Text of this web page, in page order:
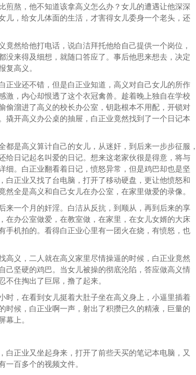
煎熬，他不知道该拿高义怎么办？女儿的遭遇让他深深
儿，给女儿体面的生活，才害得女儿委身一个老头，还
然给他打电话，说白洁拜托他给自己提供一个岗位，
没来得及细想，就随口答应了。事后他思来想去，决定
复高义。
业还不错，但是白正业知道，高义对自己女儿的所作
激，内心却恨透了这个衣冠禽兽。趁着晚上独自在学校
偷溜进了高义的校长办公室，钥匙根本不用配，开锁对
撬开高义办公桌的抽屉，白正业竟然找到了一个日记本
是高义算计自己的女儿，从迷奸，到后来一步步征服，
给日记起名叫爱的日记。想来这老家伙很是得意，将与
细。白正业翻看着日记，愤怒异常，但是鸡巴却也是坚
白正业又找了台电脑，打开了移动硬盘，更让他愤怒和
然全是高义和自己女儿在办公室，在家里做爱的录像。
一个月的奸淫。白洁从反抗，到顺从，再到后来的享
在办公室做爱，在教室做，在家里，在女儿女婿的大床
手机拍的。看得白正业心里有一团火在烧，有愤怒，也
义，二人就在高义家里尽情操逼的时候，白正业竟然
己坚硬的鸡巴。当女儿被操的彻底沦陷，答应做高义情
不住掏出了巨屌，撸了起来。
，在看到女儿挺着大肚子坐在高义身上，小逼里插着
时候，白正业啊一声，射出了积攒已久的精液，巨量的
幕上。
正业又坐起身来，打开了前些天买的笔记本电脑，又
一百多个的视频文件。